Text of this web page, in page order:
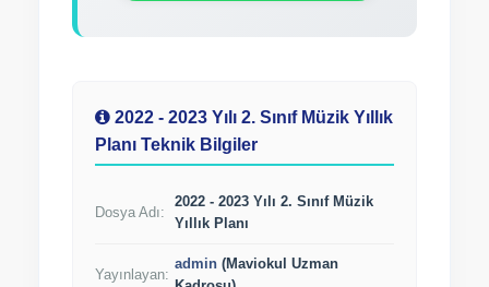
2022 - 2023 Yılı 2. Sınıf Müzik Yıllık
Planı Teknik Bilgiler
Dosya Adı:
(Maviokul Uzman